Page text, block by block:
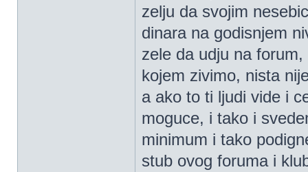
zelju da svojim
dinara na godisnjem
zele da udju na
kojem zivimo, nista
a ako to ti ljudi vide i
moguce, i tako i
minimum i tako
stub ovog foruma i